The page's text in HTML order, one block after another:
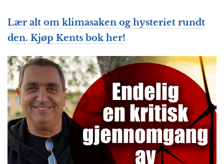
Lær alt om klimasaken og hysteriet rundt
den. Kjøp Kents bok her!